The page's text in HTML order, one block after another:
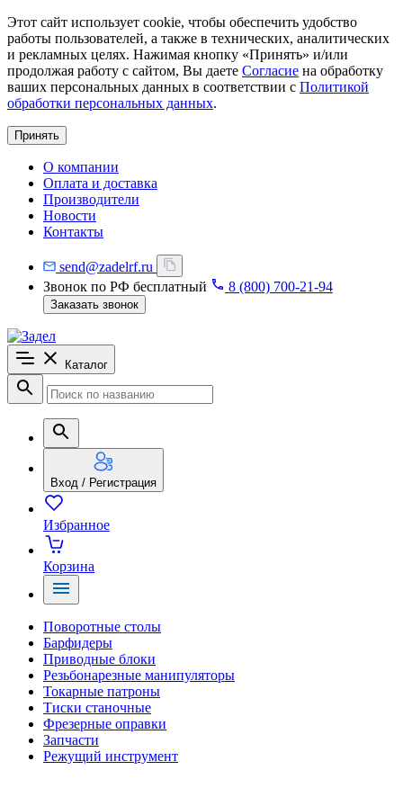
Этот сайт использует cookie, чтобы обеспечить удобство
работы пользователей, а также в технических, аналитических
и рекламных целях. Нажимая кнопку «Принять» и/или
продолжая работу с сайтом, Вы даете Согласие на обработку
ваших персональных данных в соответствии с Политикой
обработки персональных данных.
Принять
О компании
Оплата и доставка
Производители
Новости
Контакты
send@zadelrf.ru
Звонок по РФ бесплатный
8 (800) 700-21-94
Заказать звонок
Каталог
Вход / Регистрация
Избранное
Корзина
Поворотные столы
Барфидеры
Приводные блоки
Резьбонарезные манипуляторы
Токарные патроны
Тиски станочные
Фрезерные оправки
Запчасти
Режущий инструмент